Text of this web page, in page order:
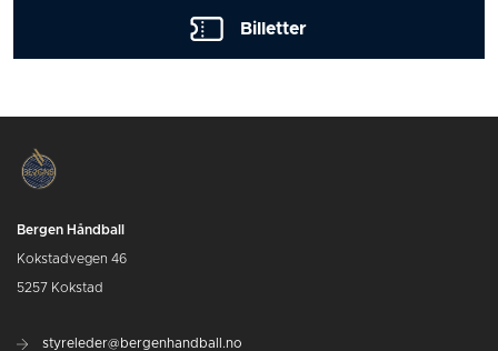
Billetter
Bergen Håndball
Kokstadvegen 46
5257 Kokstad
styreleder@bergenhandball.no